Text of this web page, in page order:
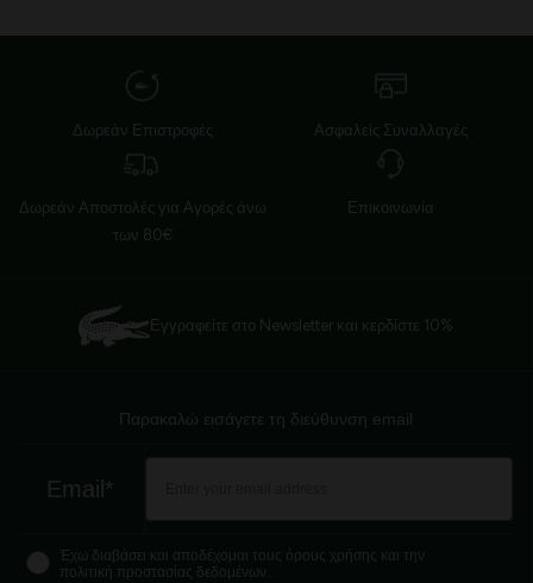
Δωρεάν Επιστροφές Ασφαλείς Συναλλαγές
Δωρεάν Αποστολές για Αγορές άνω
των 80€
Επικοινωνία
Εγγραφείτε στο Newsletter και κερδίστε 10%
Παρακαλώ εισάγετε τη διεύθυνση email
Email*
Έχω διαβάσει και αποδέχομαι τους όρους χρήσης και την
πολιτική προστασίας δεδομένων.